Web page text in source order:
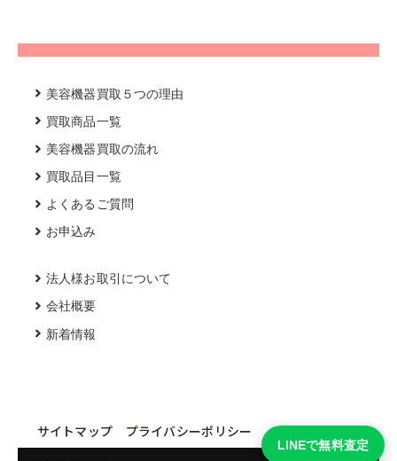
美容機器買取５つの理由
買取商品一覧
美容機器買取の流れ
買取品目一覧
よくあるご質問
お申込み
法人様お取引について
会社概要
新着情報
サイトマップ プライバシーポリシー
LINEで無料査定